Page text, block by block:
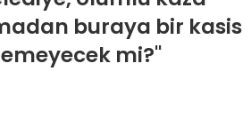
buraya bir kasis
mi?"